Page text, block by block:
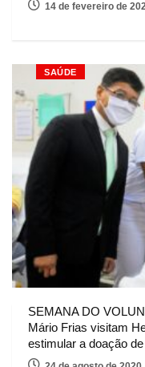
14 de fevereiro de
SAÚDE
SEMANA DO
Mário Frias visitam
estimular a doação